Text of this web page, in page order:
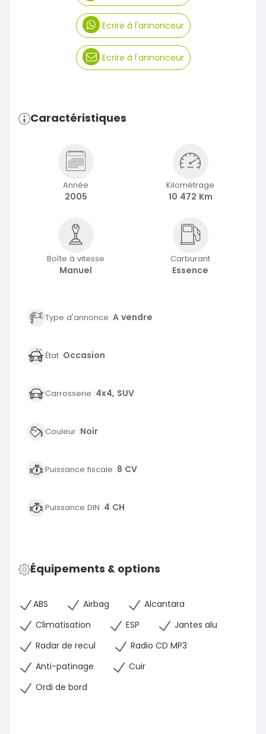
Ecrire à l'annonceur
Ecrire à l'annonceur
Caractéristiques
Année
2005
Kilométrage
10 472 Km
Boîte à vitesse
Manuel
Carburant
Essence
Type d'annonce :A vendre
État :Occasion
Carrosserie :4x4, SUV
Couleur :Noir
Puissance fiscale :8 CV
Puissance DIN :4 CH
Équipements & options
ABS Airbag
Alcantara
Climatisation
ESP
Jantes alu
Radar de recul
Radio CD MP3
Anti-patinage
Cuir
Ordi de bord